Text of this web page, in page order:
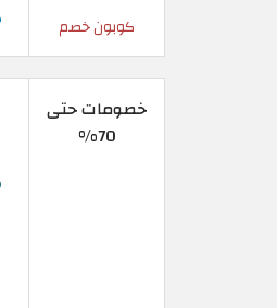
كوبون خصم
خصومات حتى
70%